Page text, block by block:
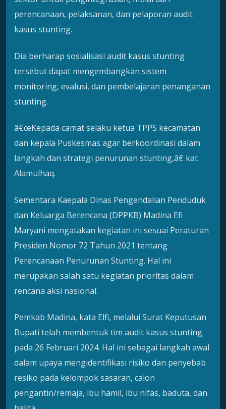
perencanaan, pelaksanan, dan pelaporan audit
kasus stunting.
Dia berharap sosialisasi audit kasus stunting
tersebut dapat mengembangkan sistem
monitoring, evalusi, dan pembelajaran penanganan
stunting.
â€œKepada camat selaku ketua TPPS kecamatan
dan kepala Puskesmas agar berkoordinasi dalam
langkah dan strategi penurunan stunting,â€ kat
Alamulhaq.
Sementara Kaepala Dinas Pengendalian Penduduk
dan Keluarga Berencana (DPPKB) Madina Efi
Maryani mengatakan kegiatan ini sesuai Peraturan
Presiden Nomor 72 Tahun 2021 tentang
Perencanaan Penurunan Stunting. Hal ini
merupakan salah satu kegiatan prioritas dalam
rencana aksi nasional.
Pemkab Madina, kata Elfi, melalui Surat Keputusan
Bupati telah membentuk tim audit kasus stunting
pada 26 Februari 2024. Hal ini sebagai langkah awal
dalam upaya mengidentifikasi risiko dan penyebab
resiko pada kelompok sasaran, calon
pengantin/remaja, ibu hamil, ibu nifas, baduta, dan